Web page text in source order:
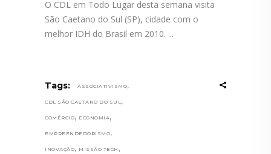
O CDL em Todo Lugar desta semana visita
São Caetano do Sul (SP), cidade com o
melhor IDH do Brasil em 2010.
Tags: ASSOCIATIVISMO,
CDL SÃO CAETANO DO SUL ,
COMÉRCIO, ECONOMIA ,
EMPREENDEDORISMO,
INOVAÇÃO, MISSÃO TECH ,